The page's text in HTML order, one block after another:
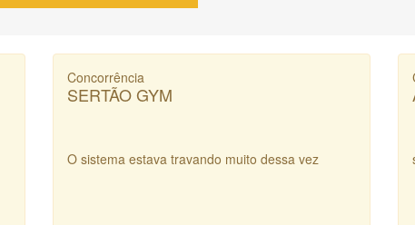
Concorrência
SERTÃO GYM
O sistema estava travando muito dessa vez